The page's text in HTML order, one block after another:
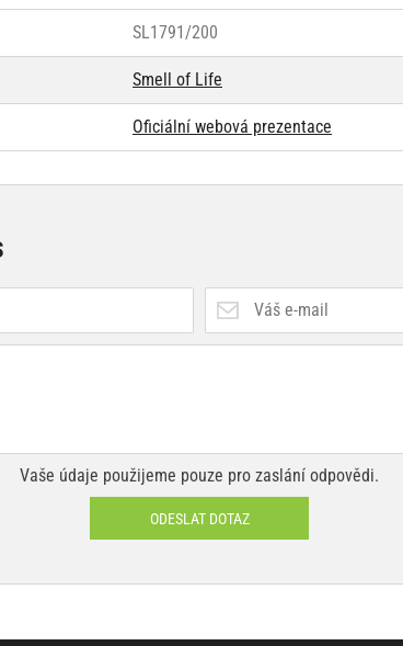
SL1791/200
Smell of Life
Oficiální webová prezentace
Vaše údaje použijeme pouze pro zaslání odpovědi.
ODESLAT DOTAZ